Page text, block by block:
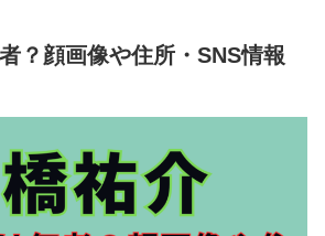
？顔画像や住所・SNS情報